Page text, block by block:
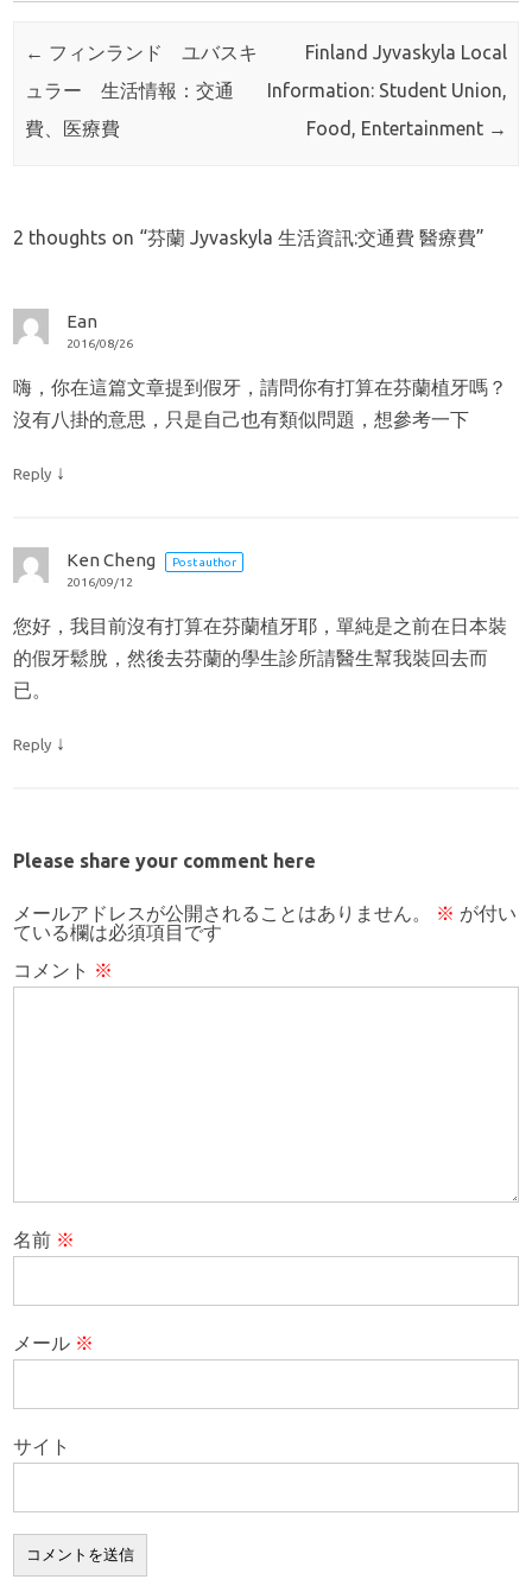
Post navigation
← フィンランド ユバスキ
ュラー 生活情報：交通
費、医療費
Finland Jyvaskyla Local
Information: Student Union,
Food, Entertainment →
2 thoughts on “芬蘭 Jyvaskyla 生活資訊:交通費 醫療費”
Ean
2016/08/26
嗨，你在這篇文章提到假牙，請問你有打算在芬蘭植牙嗎？
沒有八掛的意思，只是自己也有類似問題，想參考一下
Reply ↓
Ken Cheng
Post author
2016/09/12
您好，我目前沒有打算在芬蘭植牙耶，單純是之前在日本裝
的假牙鬆脫，然後去芬蘭的學生診所請醫生幫我裝回去而
已。
Reply ↓
Please share your comment here
メールアドレスが公開されることはありません。 ※ が付い
ている欄は必須項目です
コメント ※
名前 ※
メール ※
サイト